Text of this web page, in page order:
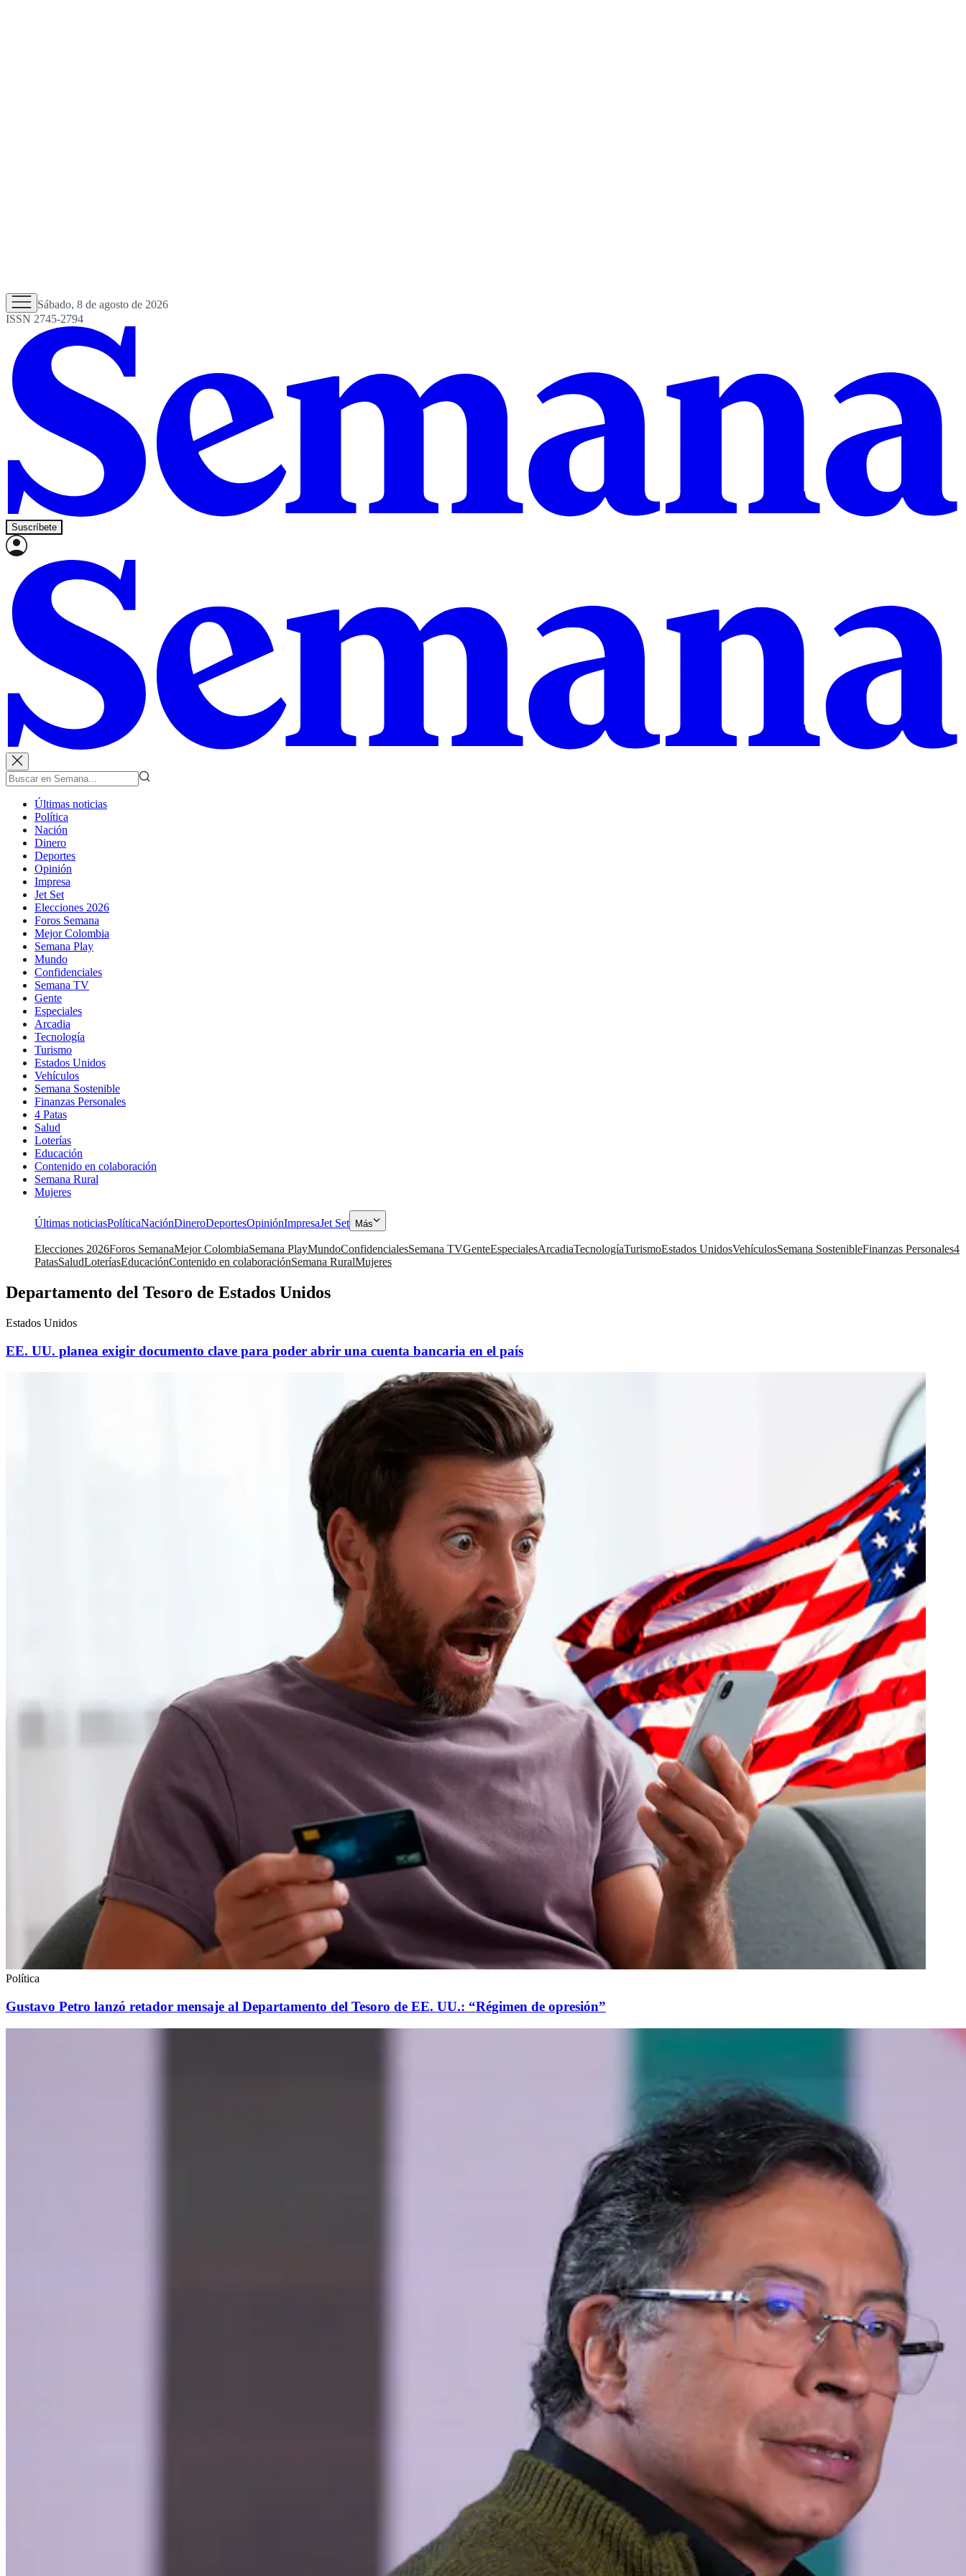
Sábado, 8 de agosto de 2026
ISSN 2745-2794
Suscríbete
Últimas noticias
Política
Nación
Dinero
Deportes
Opinión
Impresa
Jet Set
Elecciones 2026
Foros Semana
Mejor Colombia
Semana Play
Mundo
Confidenciales
Semana TV
Gente
Especiales
Arcadia
Tecnología
Turismo
Estados Unidos
Vehículos
Semana Sostenible
Finanzas Personales
4 Patas
Salud
Loterías
Educación
Contenido en colaboración
Semana Rural
Mujeres
Últimas noticiasPolíticaNaciónDineroDeportesOpiniónImpresaJet Set Más
Elecciones 2026Foros SemanaMejor ColombiaSemana PlayMundoConfidencialesSemana TVGenteEspecialesArcadiaTecnologíaTurismoEstados UnidosVehículosSemana SostenibleFinanzas Personales4
PatasSaludLoteríasEducaciónContenido en colaboraciónSemana RuralMujeres
Departamento del Tesoro de Estados Unidos
Estados Unidos
EE. UU. planea exigir documento clave para poder abrir una cuenta bancaria en el país
Política
Gustavo Petro lanzó retador mensaje al Departamento del Tesoro de EE. UU.: “Régimen de opresión”